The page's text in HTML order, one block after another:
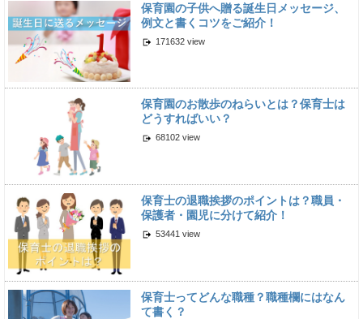
保育園の子供へ贈る誕生日メッセージ、
例文と書くコツをご紹介！
171632 view
保育園のお散歩のねらいとは？保育士は
どうすればいい？
68102 view
保育士の退職挨拶のポイントは？職員・
保護者・園児に分けて紹介！
53441 view
保育士ってどんな職種？職種欄にはなん
て書く？